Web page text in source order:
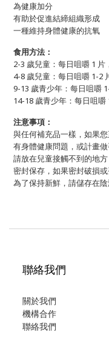
為健康加分
有助於促進結締組織形成
一種維持身體健康的抗氧
食用方法：
2-3 歲兒童：每日咀嚼 1
4-8 歲兒童：每日咀嚼 1-2
9-13 歲青少年：每日咀嚼
14-18 歲青少年：每日咀
注意事項：
與任何補充品一樣，如果
有身體健康問題，或計畫
請放在兒童接觸不到的地方
密封保存， 如果密封破損
為了保持新鮮，請儲存在
聯絡我們
關於我們
機構合作
聯絡我們